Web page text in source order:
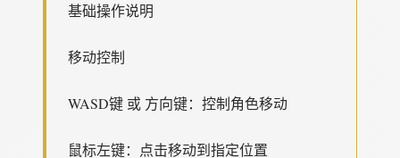
基础操作说明
移动控制
WASD键 或 方向键：控制角色移动
鼠标左键：点击移动到指定位置